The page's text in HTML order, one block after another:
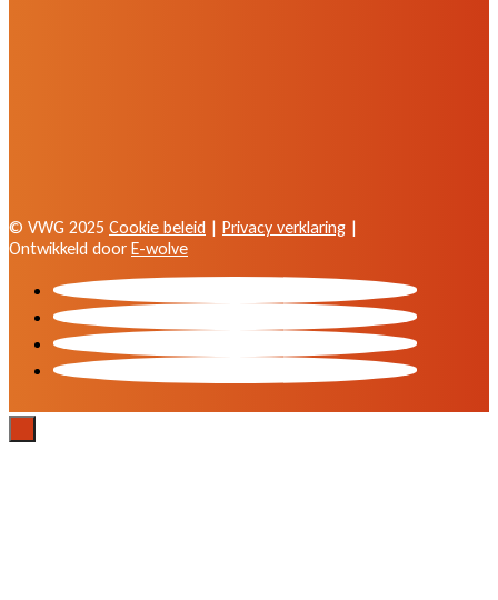
© VWG 2025 Cookie beleid | Privacy verklaring |
Ontwikkeld door E-wolve